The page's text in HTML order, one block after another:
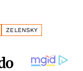
ZELENSKY